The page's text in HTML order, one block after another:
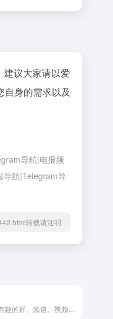
议大家请以爱
身的需求以及
导航|电报频
导航|Telegram导
转载请注明